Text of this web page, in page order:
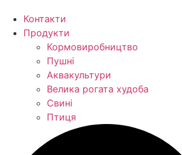
Контакти
Продукти
Кормо­виробництво
Пушні
Аквакультури
Велика рогата худоба
Свині
Птиця